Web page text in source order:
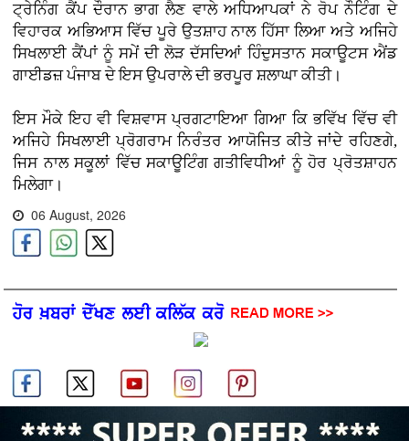
ਟ੍ਰੇਨਿੰਗ ਕੈਂਪ ਦੌਰਾਨ ਭਾਗ ਲੈਣ ਵਾਲੇ ਅਧਿਆਪਕਾਂ ਨੇ ਰੋਪ ਨੌਟਿੰਗ ਦੇ
ਵਿਹਾਰਕ ਅਭਿਆਸ ਵਿੱਚ ਪੂਰੇ ਉਤਸ਼ਾਹ ਨਾਲ ਹਿੱਸਾ ਲਿਆ ਅਤੇ ਅਜਿਹੇ
ਸਿਖਲਾਈ ਕੈਂਪਾਂ ਨੂੰ ਸਮੇਂ ਦੀ ਲੋੜ ਦੱਸਦਿਆਂ ਹਿੰਦੁਸਤਾਨ ਸਕਾਊਟਸ ਐਂਡ
ਗਾਈਡਜ਼ ਪੰਜਾਬ ਦੇ ਇਸ ਉਪਰਾਲੇ ਦੀ ਭਰਪੂਰ ਸ਼ਲਾਘਾ ਕੀਤੀ।
ਇਸ ਮੌਕੇ ਇਹ ਵੀ ਵਿਸ਼ਵਾਸ ਪ੍ਰਗਟਾਇਆ ਗਿਆ ਕਿ ਭਵਿੱਖ ਵਿੱਚ ਵੀ
ਅਜਿਹੇ ਸਿਖਲਾਈ ਪ੍ਰੋਗਰਾਮ ਨਿਰੰਤਰ ਆਯੋਜਿਤ ਕੀਤੇ ਜਾਂਦੇ ਰਹਿਣਗੇ,
ਜਿਸ ਨਾਲ ਸਕੂਲਾਂ ਵਿੱਚ ਸਕਾਊਟਿੰਗ ਗਤੀਵਿਧੀਆਂ ਨੂੰ ਹੋਰ ਪ੍ਰੋਤਸ਼ਾਹਨ
ਮਿਲੇਗਾ।
06 August, 2026